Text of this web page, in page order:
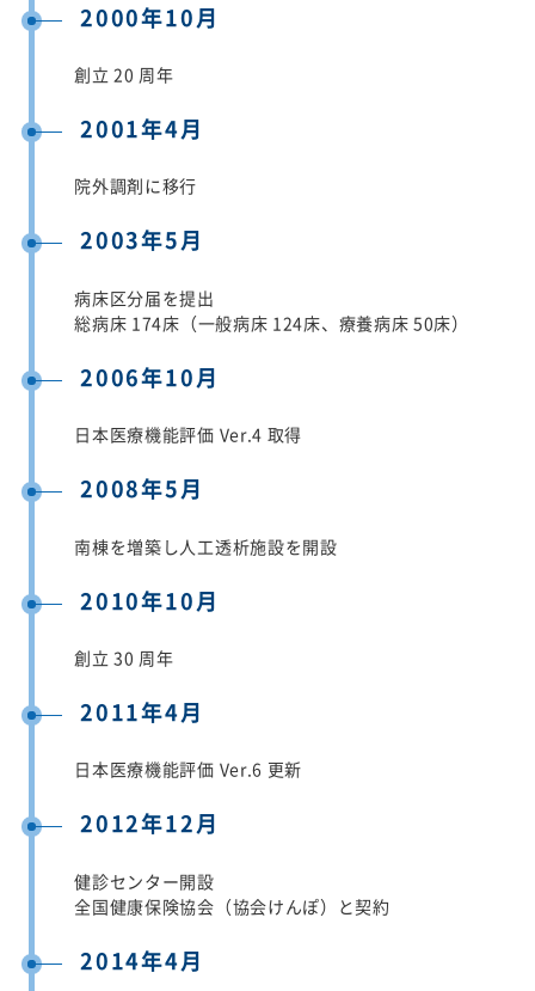
2000年10月
創立 20 周年
2001年4月
院外調剤に移行
2003年5月
病床区分届を提出
総病床 174床（一般病床 124床、療養病床 50床）
2006年10月
日本医療機能評価 Ver.4 取得
2008年5月
南棟を増築し人工透析施設を開設
2010年10月
創立 30 周年
2011年4月
日本医療機能評価 Ver.6 更新
2012年12月
健診センター開設
全国健康保険協会（協会けんぽ）と契約
2014年4月